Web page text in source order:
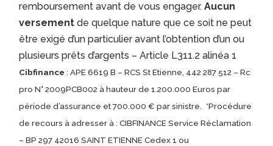
remboursement avant de vous engager.Aucun
versement de quelque nature que ce soit ne peut
être exigé d’un particulier avant l’obtention d’un ou
plusieurs prêts d’argents – Article L311.2 alinéa 1
Cibfinance: APE 6619 B – RCS St Etienne, 442 287 512 – Rc
pro N° 2009PCB002 à hauteur de 1.200.000 Euros par
période d’assurance et 700.000 € par sinistre.
*Procédure
de recours à adresser à : CIBFINANCE Service Réclamation
– BP 297 42016 SAINT ETIENNE Cedex 1 ou